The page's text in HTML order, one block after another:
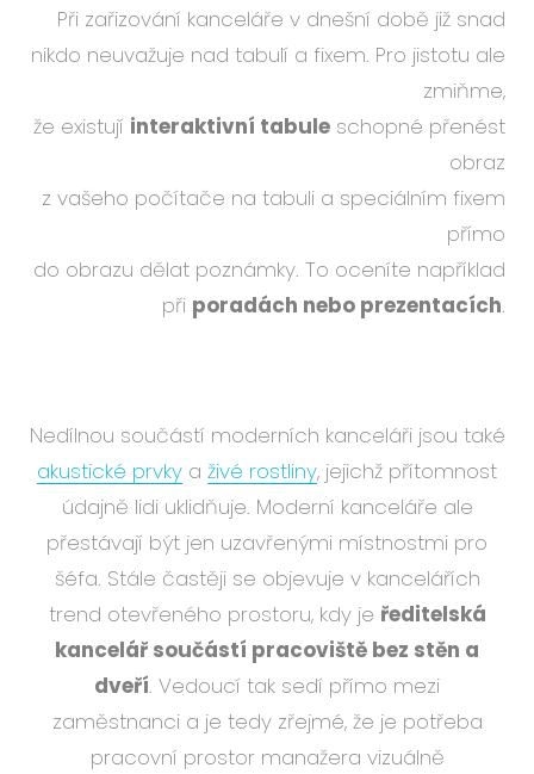
Při zařizování kanceláře v dnešní době již snad
nikdo neuvažuje nad tabulí a fixem. Pro jistotu ale
zmiňme,
že existují interaktivní tabule schopné přenést
obraz
z vašeho počítače na tabuli a speciálním fixem
přímo
do obrazu dělat poznámky. To oceníte například
při poradách nebo prezentacích.
Nedílnou součástí moderních kanceláři jsou také
akustické prvky a živé rostliny, jejichž přítomnost
údajně lidi uklidňuje. Moderní kanceláře ale
přestávají být jen uzavřenými místnostmi pro
šéfa. Stále častěji se objevuje v kancelářích
trend otevřeného prostoru, kdy je ředitelská
kancelář součástí pracoviště bez stěn a
dveří. Vedoucí tak sedí přímo mezi
zaměstnanci a je tedy zřejmé, že je potřeba
pracovní prostor manažera vizuálně